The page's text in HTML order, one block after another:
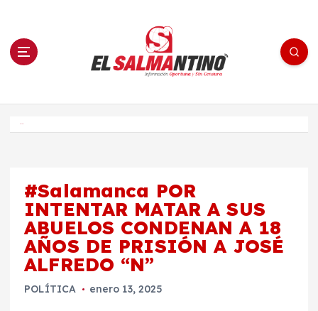
n El Salmantino - medios/noticias/editorial
#Salamanca POR
INTENTAR MATAR A SUS
ABUELOS CONDENAN A 18
AÑOS DE PRISIÓN A JOSÉ
ALFREDO “N”
POLÍTICA enero 13, 2025